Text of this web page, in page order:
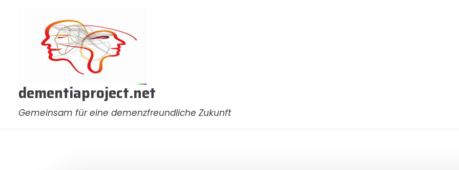
dementiaproject.net
Gemeinsam für eine demenzfreundliche Zukunft